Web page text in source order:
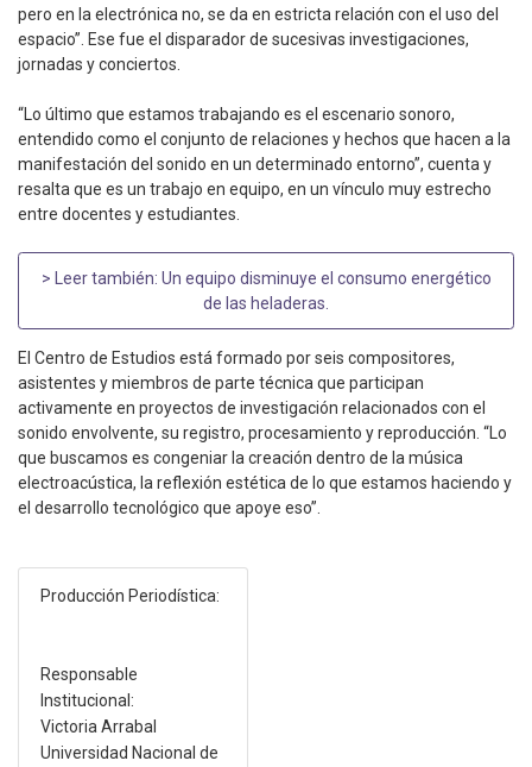
pero en la electrónica no, se da en estricta relación con el uso del
espacio”. Ese fue el disparador de sucesivas investigaciones,
jornadas y conciertos.
“Lo último que estamos trabajando es el escenario sonoro,
entendido como el conjunto de relaciones y hechos que hacen a la
manifestación del sonido en un determinado entorno”, cuenta y
resalta que es un trabajo en equipo, en un vínculo muy estrecho
entre docentes y estudiantes.
> Leer también: Un equipo disminuye el consumo energético
de las heladeras
El Centro de Estudios está formado por seis compositores,
asistentes y miembros de parte técnica que participan
activamente en proyectos de investigación relacionados con el
sonido envolvente, su registro, procesamiento y reproducción. “Lo
que buscamos es congeniar la creación dentro de la música
electroacústica, la reflexión estética de lo que estamos haciendo y
el desarrollo tecnológico que apoye eso”.
Producción Periodística:
Responsable
Institucional:
Victoria Arrabal
Universidad Nacional de